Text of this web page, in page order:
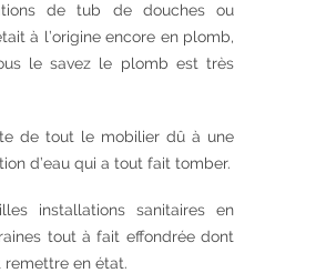
de tub de douches ou
à l’origine encore en plomb,
le savez le plomb est très
de tout le mobilier dû à une
d’eau qui a tout fait tomber.
installations sanitaires en
tout à fait effondrée dont
remettre en état.